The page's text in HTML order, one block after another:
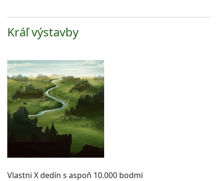
Kráľ výstavby
Vlastni X dedín s aspoň 10.000 bodmi